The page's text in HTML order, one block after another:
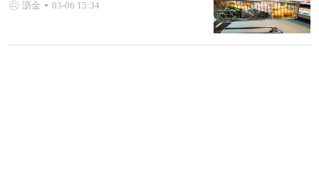
沥金 03-06 15:34